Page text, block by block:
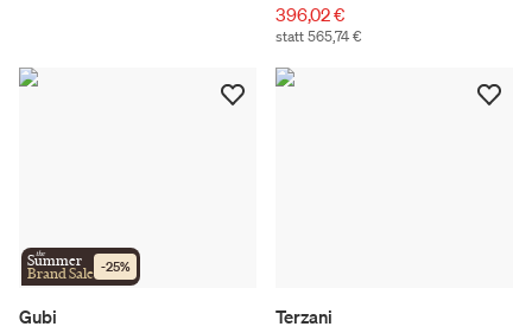
396,02 €
statt 565,74 €
the
Summer
Brand Sale -25%
Gubi
Terzani